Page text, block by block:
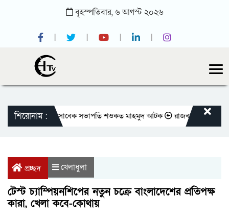
বৃহস্পতিবার,৬আগস্ট ২০২৬
শিরোনাম :
প্রেসক্লাবের সাবেক সভাপতি শওকত মাহমুদ আটক রাজবাড়ীতে বীর
প্রচ্ছদ খেলাধুলা
টেস্ট চ্যাম্পিয়নশিপের নতুন চক্রে বাংলাদেশের প্রতিপক্ষ
কারা, খেলা কবে-কোথায়